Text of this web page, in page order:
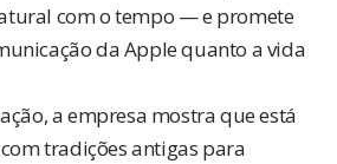
com o tempo — e promete
da Apple quanto a vida
a empresa mostra que está
tradições antigas para